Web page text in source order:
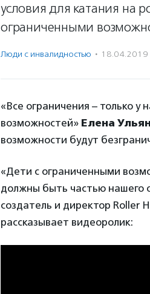
условия для катания на
ограниченными
Люди с инвалидностью · 18.04.2019
«Все ограничения – только у
возможностей» Елена
возможности будут
«Дети с ограниченными
должны быть частью нашего
создатель и директор Roller
рассказывает видеоролик: